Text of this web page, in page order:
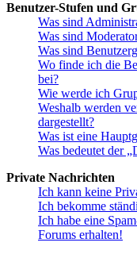
Benutzer-Stufen und
Was sind
Was sind
Was sind
Wo finde ich die
bei?
Wie werde ich
Weshalb werden
dargestellt?
Was ist eine
Was bedeutet der
Private Nachrichten
Ich kann keine
Ich bekomme
Ich habe eine
Forums erhalten!